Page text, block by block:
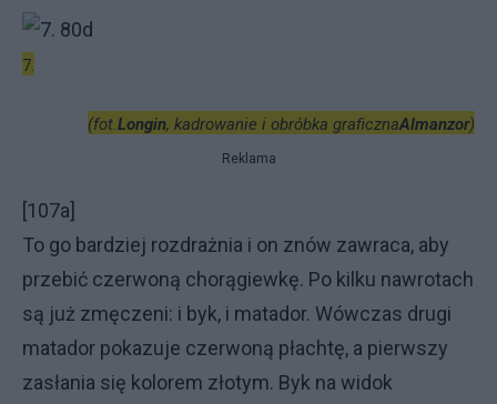
7.
(fot.Longin, kadrowanie i obróbka graficznaAlmanzor)
Reklama
[107a]
To go bardziej rozdrażnia i on znów zawraca, aby
przebić czerwoną chorągiewkę. Po kilku nawrotach
są już zmęczeni: i byk, i matador. Wówczas drugi
matador pokazuje czerwoną płachtę, a pierwszy
zasłania się kolorem złotym. Byk na widok